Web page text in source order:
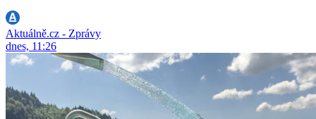
Aktuálně.cz - Zprávy
dnes, 11:26